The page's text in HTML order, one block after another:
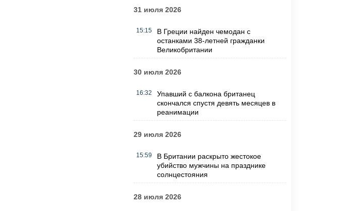
31 июля 2026
15:15
В Греции найден чемодан с
останками 38-летней гражданки
Великобритании
30 июля 2026
16:32
Упавший с балкона британец
скончался спустя девять месяцев в
реанимации
29 июля 2026
15:59
В Британии раскрыто жестокое
убийство мужчины на празднике
солнцестояния
28 июля 2026